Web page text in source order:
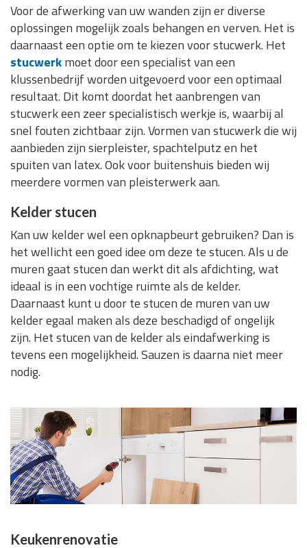
Voor de afwerking van uw wanden zijn er diverse
oplossingen mogelijk zoals behangen en verven. Het is
daarnaast een optie om te kiezen voor stucwerk. Het
stucwerkmoet door een specialist van een
klussenbedrijf worden uitgevoerd voor een optimaal
resultaat. Dit komt doordat het aanbrengen van
stucwerk een zeer specialistisch werkje is, waarbij al
snel fouten zichtbaar zijn. Vormen van stucwerk die wij
aanbieden zijn sierpleister, spachtelputz en het
spuiten van latex. Ook voor buitenshuis bieden wij
meerdere vormen van pleisterwerk aan.
Kelder stucen
Kan uw kelder wel een opknapbeurt gebruiken? Dan is
het wellicht een goed idee om deze te stucen. Als u de
muren gaat stucen dan werkt dit als afdichting, wat
ideaal is in een vochtige ruimte als de kelder.
Daarnaast kunt u door te stucen de muren van uw
kelder egaal maken als deze beschadigd of ongelijk
zijn. Het stucen van de kelder als eindafwerking is
tevens een mogelijkheid. Sauzen is daarna niet meer
nodig.
Keukenrenovatie